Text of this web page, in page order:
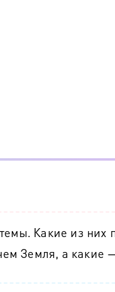
Какие из них
Земля, а какие